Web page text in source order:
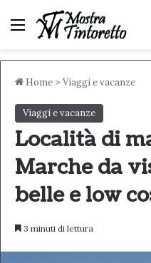
Menu
Home > Viaggi e vacanze
Viaggi e vacanze
Località di
Marche da
belle e low
3 minuti di lettura